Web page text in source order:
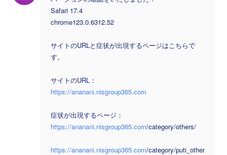
Safari 17.4
chrome123.0.6312.52
サイトのURLと症状が出現するページはこちらで
す。
サイトのURL：
https://ananani.nisgroup365.com
症状が出現するページ：
https://ananani.nisgroup365.com/category/others/
https://ananani.nisgroup365.com/category/puti_other